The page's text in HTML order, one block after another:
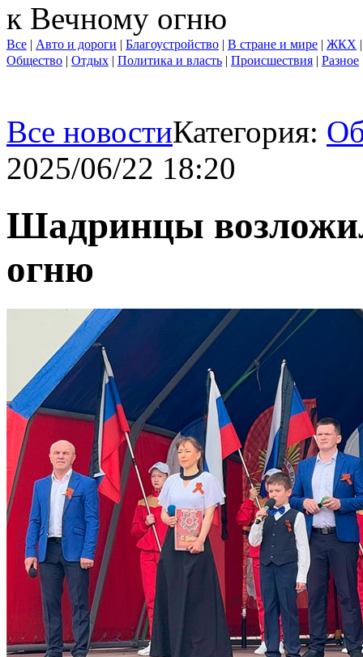
к Вечному огню
Все | Авто и дороги | Благоустройство | В стране и мире | ЖКХ
Общество | Отдых | Политика и власть | Происшествия | Разное
Все новостиКатегория:
2025/06/22 18:20
Шадринцы
огню